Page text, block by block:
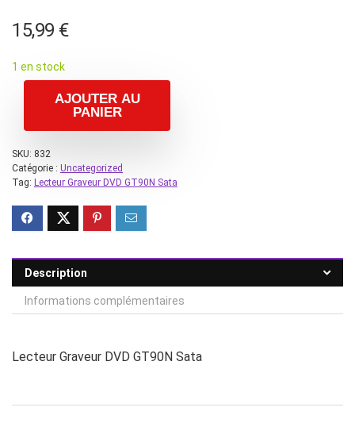
15,99 €
1 en stock
AJOUTER AU
PANIER
SKU: 832
Catégorie : Uncategorized
Tag: Lecteur Graveur DVD GT90N Sata
Description
Informations complémentaires
Lecteur Graveur DVD GT90N Sata